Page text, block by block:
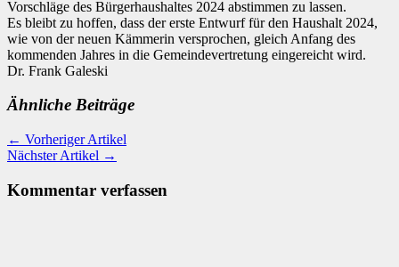
Vorschläge des Bürgerhaushaltes 2024 abstimmen zu lassen.
Es bleibt zu hoffen, dass der erste Entwurf für den Haushalt 2024,
wie von der neuen Kämmerin versprochen, gleich Anfang des
kommenden Jahres in die Gemeindevertretung eingereicht wird.
Dr. Frank Galeski
Ähnliche Beiträge
← Vorheriger Artikel
Nächster Artikel →
Kommentar verfassen